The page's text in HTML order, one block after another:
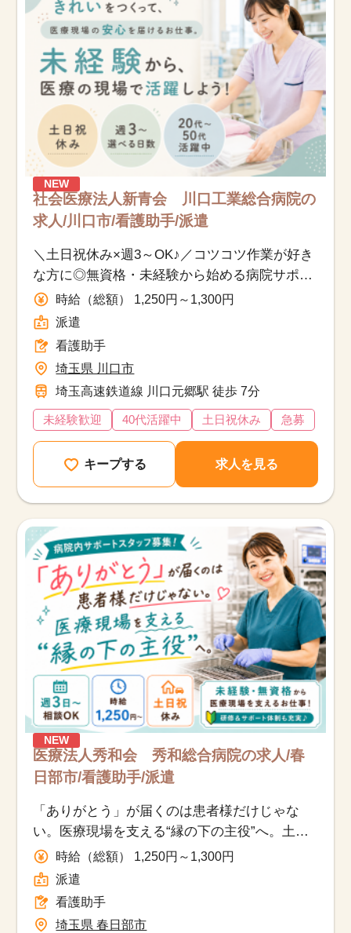
NEW
社会医療法人新青会 川口工業総合病院の
求人/川口市/看護助手/派遣
＼土日祝休み×週3～OK♪／コツコツ作業が好き
な方に◎無資格・未経験から始める病院サポー
トのお仕事／40代～50代活躍中
時給（総額） 1,250円～1,300円
派遣
看護助手
埼玉県 川口市
埼玉高速鉄道線 川口元郷駅 徒歩 7分
未経験歓迎 40代活躍中 土日祝休み 急募
キープする 求人を見る
NEW
医療法人秀和会 秀和総合病院の求人/春
日部市/看護助手/派遣
「ありがとう」が届くのは患者様だけじゃな
い。医療現場を支える“縁の下の主役”へ。土日
祝休み×週3日～OK♪
時給（総額） 1,250円～1,300円
派遣
看護助手
埼玉県 春日部市
件